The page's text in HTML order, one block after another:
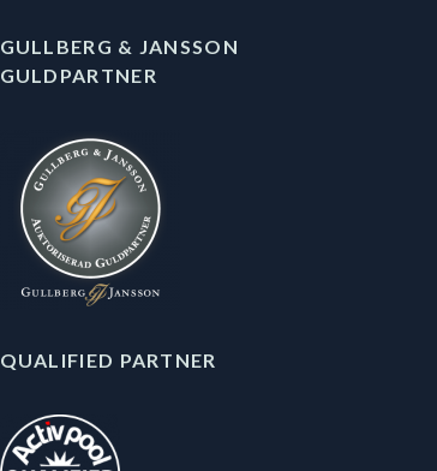
GULLBERG & JANSSON
GULDPARTNER
QUALIFIED PARTNER